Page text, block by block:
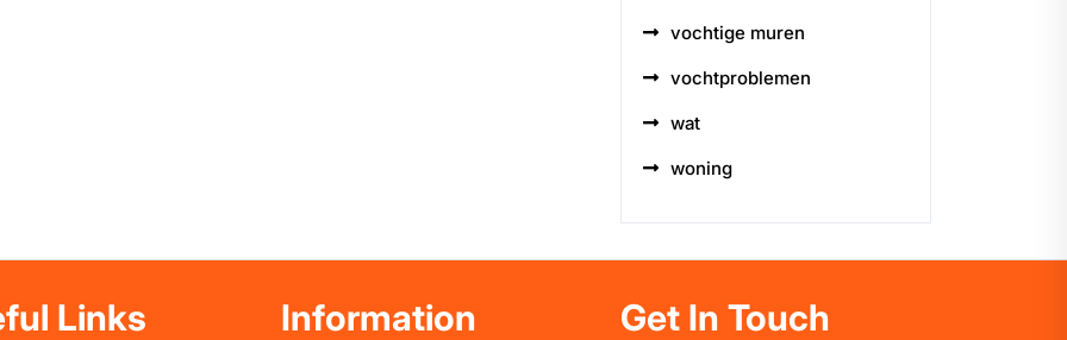
vochtige muren
vochtproblemen
wat
woning
Links Information Get In Touch